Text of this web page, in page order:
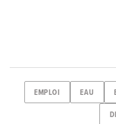
EMPLOI EAU